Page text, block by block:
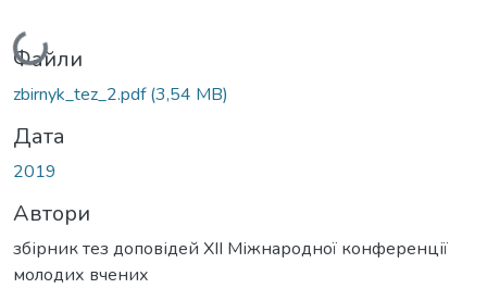
Вантажиться...
Файли
zbirnyk_tez_2.pdf(3,54 MB)
Дата
2019
Автори
збірник тез доповідей XII Міжнародної конференції
молодих вчених